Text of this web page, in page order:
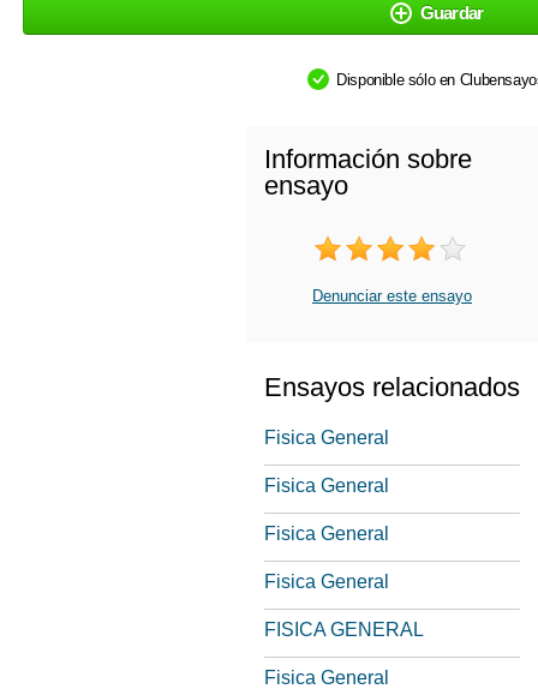
Guardar
Disponible sólo en
Información sobre
ensayo
Denunciar este ensayo
Ensayos relacionados
Fisica General
Fisica General
Fisica General
Fisica General
FISICA GENERAL
Fisica General